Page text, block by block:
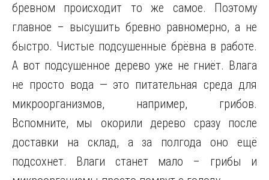
бревном происходит то же самое. Поэтому
главное – высушить бревно равномерно, а не
быстро. Чистые подсушенные брёвна в работе.
А вот подсушенное дерево уже не гниёт. Влага
не просто вода — это питательная среда для
микроорганизмов, например, грибов.
Вспомните, мы окорили дерево сразу после
доставки на склад, а за полгода оно ещё
подсохнет. Влаги станет мало – грибы и